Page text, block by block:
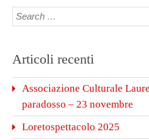
Articoli recenti
Associazione Culturale
paradosso – 23 novembre
Loretospettacolo 2025